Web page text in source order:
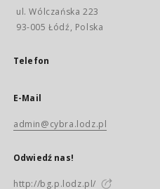
ul. Wólczańska 223
93-005 Łódź, Polska
Telefon
E-Mail
admin@cybra.lodz.pl
Odwiedź nas!
http://bg.p.lodz.pl/